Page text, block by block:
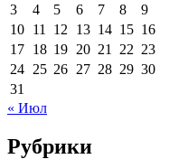
3
4 5 6 7 8
9
10 11 12 13 14 15 16
17 18 19 20 21 22 23
24 25 26 27 28 29 30
31
« Июл
Рубрики